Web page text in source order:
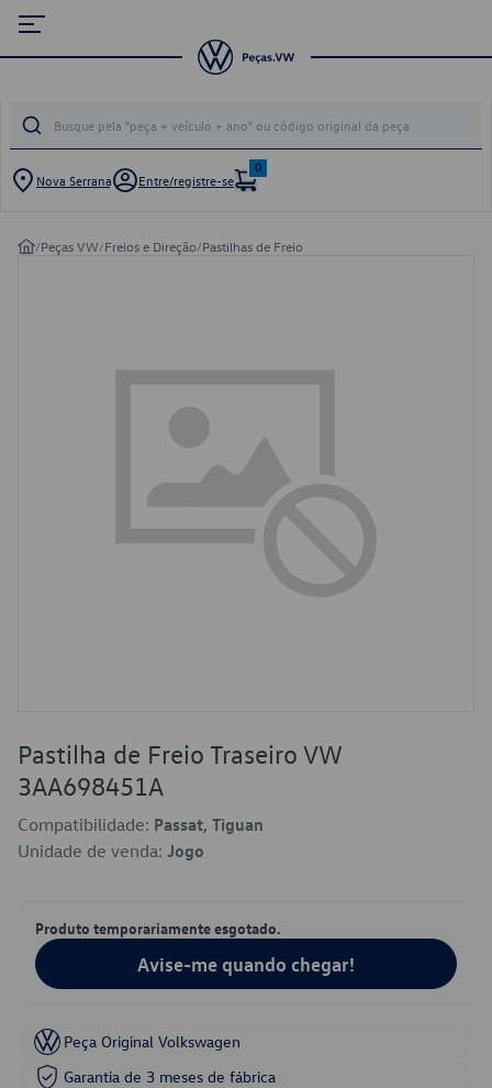
Nova Serrana Entre/registre-se
0
/Peças VW/Freios e Direção/Pastilhas de Freio
Pastilha de Freio Traseiro VW
3AA698451A
Compatibilidade: Passat, Tiguan
Unidade de venda: Jogo
Produto temporariamente esgotado.
Avise-me quando chegar!
Peça Original Volkswagen
Garantia de 3 meses de fábrica